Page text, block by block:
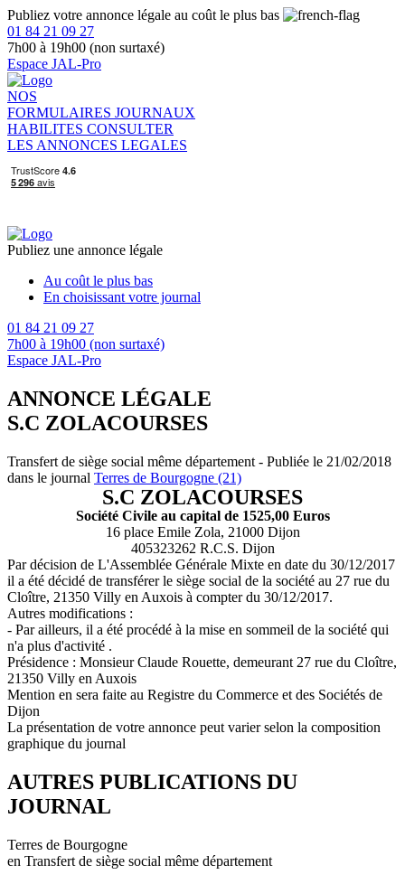
Publiez votre annonce légale au coût le plus bas
01 84 21 09 27
7h00 à 19h00 (non surtaxé)
Espace JAL-Pro
NOS
FORMULAIRES JOURNAUX
HABILITES CONSULTER
LES ANNONCES LEGALES
Publiez une annonce légale
Au coût le plus bas
En choisissant votre journal
01 84 21 09 27
7h00 à 19h00 (non surtaxé)
Espace JAL-Pro
ANNONCE LÉGALE
S.C ZOLACOURSES
Transfert de siège social même département - Publiée le 21/02/2018
dans le journal Terres de Bourgogne (21)
S.C ZOLACOURSES
Société Civile au capital de 1525,00 Euros
16 place Emile Zola, 21000 Dijon
405323262 R.C.S. Dijon
Par décision de L'Assemblée Générale Mixte en date du 30/12/2017
il a été décidé de transférer le siège social de la société au 27 rue du
Cloître, 21350 Villy en Auxois à compter du 30/12/2017.
Autres modifications :
- Par ailleurs, il a été procédé à la mise en sommeil de la société qui
n'a plus d'activité .
Présidence : Monsieur Claude Rouette, demeurant 27 rue du Cloître,
21350 Villy en Auxois
Mention en sera faite au Registre du Commerce et des Sociétés de
Dijon
La présentation de votre annonce peut varier selon la composition
graphique du journal
AUTRES PUBLICATIONS DU
JOURNAL
Terres de Bourgogne
en Transfert de siège social même département